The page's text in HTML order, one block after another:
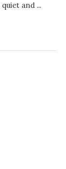
and ...